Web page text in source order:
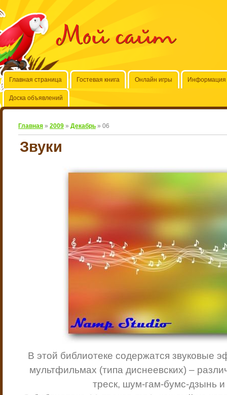
Мой сайт
Главная страница Гостевая книга Онлайн игры Информация
Доска объявлений
Главная » 2009 » Декабрь » 06
Звуки
В этой библиотеке содержатся звуковые
мультфильмах (типа диснеевских) –
треск, шум-гам-бумс-дзынь и